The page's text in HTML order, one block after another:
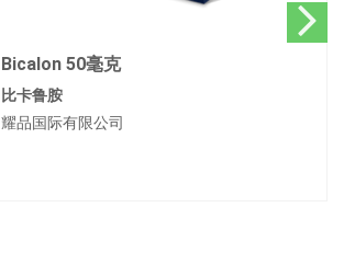
Cabanib 20毫克 / 60毫克
卡博替尼
耀品国际有限公司